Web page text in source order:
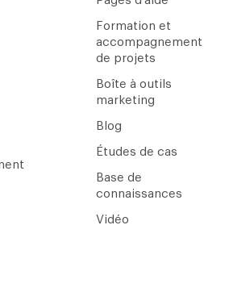
Formation et
accompagnement
de projets
Boîte à outils
marketing
Blog
Études de cas
Base de
connaissances
Vidéo